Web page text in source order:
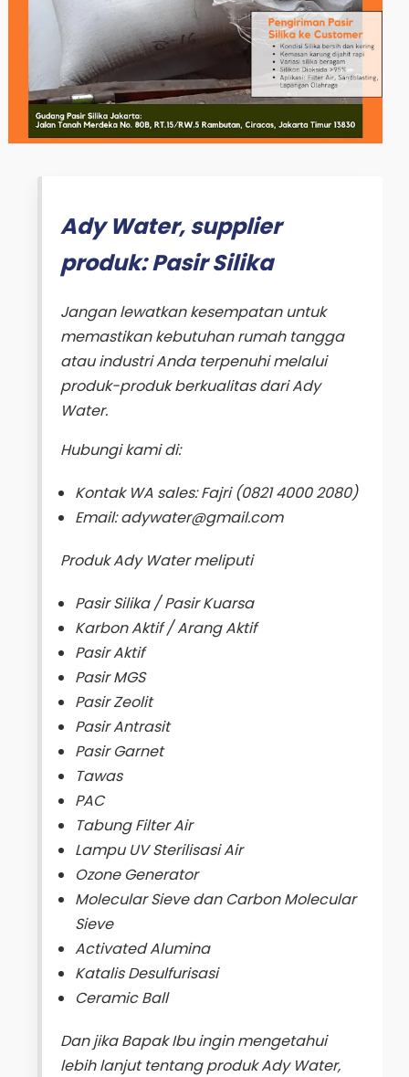
Ady Water, supplier
produk: Pasir Silika
Jangan lewatkan kesempatan untuk
memastikan kebutuhan rumah tangga
atau industri Anda terpenuhi melalui
produk-produk berkualitas dari Ady
Water.
Hubungi kami di:
Kontak WA sales: Fajri (0821 4000 2080)
Email: adywater@gmail.com
Produk Ady Water meliputi
Pasir Silika / Pasir Kuarsa
Karbon Aktif / Arang Aktif
Pasir Aktif
Pasir MGS
Pasir Zeolit
Pasir Antrasit
Pasir Garnet
Tawas
PAC
Tabung Filter Air
Lampu UV Sterilisasi Air
Ozone Generator
Molecular Sieve dan Carbon Molecular
Sieve
Activated Alumina
Katalis Desulfurisasi
Ceramic Ball
Dan jika Bapak Ibu ingin mengetahui
lebih lanjut tentang produk Ady Water,